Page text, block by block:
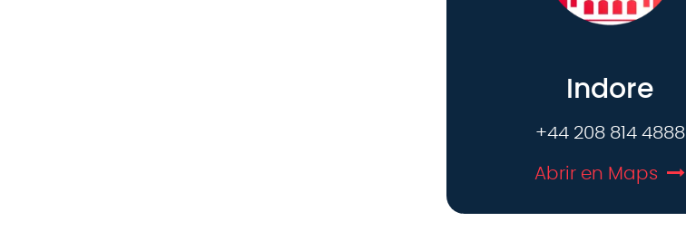
Indore
+44 208 814 4888
Abrir en Maps